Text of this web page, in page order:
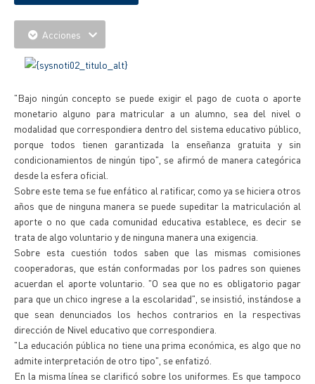
Acciones
"Bajo ningún concepto se puede exigir el pago de cuota o aporte
monetario alguno para matricular a un alumno, sea del nivel o
modalidad que correspondiera dentro del sistema educativo público,
porque todos tienen garantizada la enseñanza gratuita y sin
condicionamientos de ningún tipo", se afirmó de manera categórica
desde la esfera oficial.
Sobre este tema se fue enfático al ratificar, como ya se hiciera otros
años que de ninguna manera se puede supeditar la matriculación al
aporte o no que cada comunidad educativa establece, es decir se
trata de algo voluntario y de ninguna manera una exigencia.
Sobre esta cuestión todos saben que las mismas comisiones
cooperadoras, que están conformadas por los padres son quienes
acuerdan el aporte voluntario. "O sea que no es obligatorio pagar
para que un chico ingrese a la escolaridad", se insistió, instándose a
que sean denunciados los hechos contrarios en la respectivas
dirección de Nivel educativo que correspondiera.
"La educación pública no tiene una prima económica, es algo que no
admite interpretación de otro tipo", se enfatizó.
En la misma línea se clarificó sobre los uniformes. Es que tampoco